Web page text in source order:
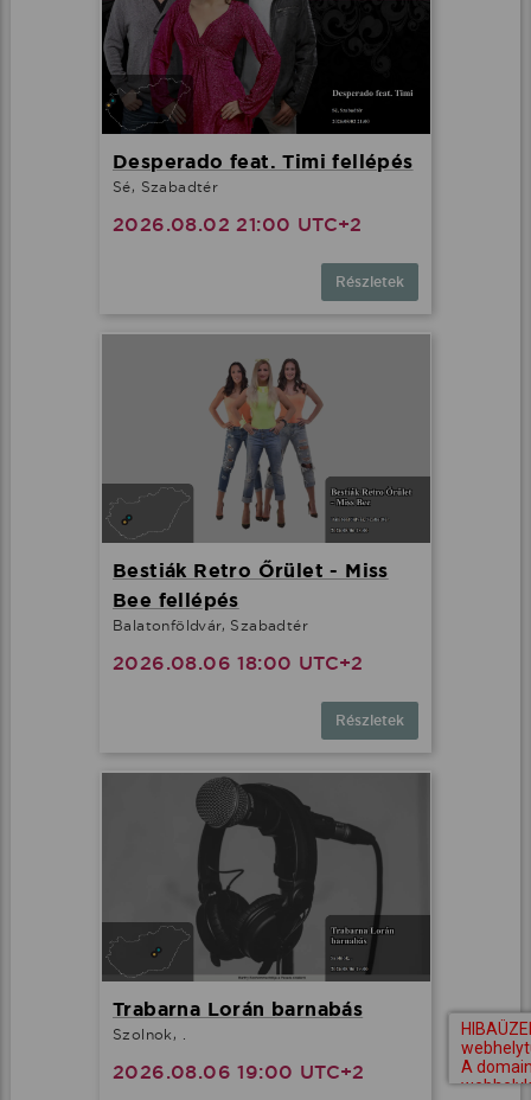
Desperado feat. Timi fellépés
Sé, Szabadtér
2026.08.02 21:00 UTC+2
Részletek
Bestiák Retro Őrület - Miss
Bee fellépés
Balatonföldvár, Szabadtér
2026.08.06 18:00 UTC+2
Részletek
Trabarna Lorán barnabás
Szolnok, .
2026.08.06 19:00 UTC+2